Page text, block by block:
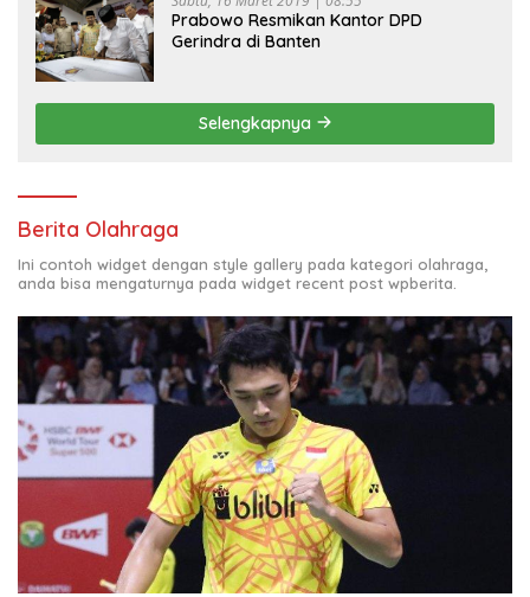
Prabowo Resmikan Kantor DPD
Gerindra di Banten
Selengkapnya
Berita Olahraga
Ini contoh widget dengan style gallery pada kategori olahraga,
anda bisa mengaturnya pada widget recent post wpberita.